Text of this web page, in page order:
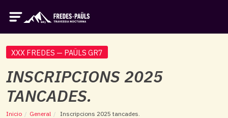
XXX FREDES — PAÜLS GR7
INSCRIPCIONS 2025
TANCADES.
Inicio / General / Inscripcions 2025 tancades.